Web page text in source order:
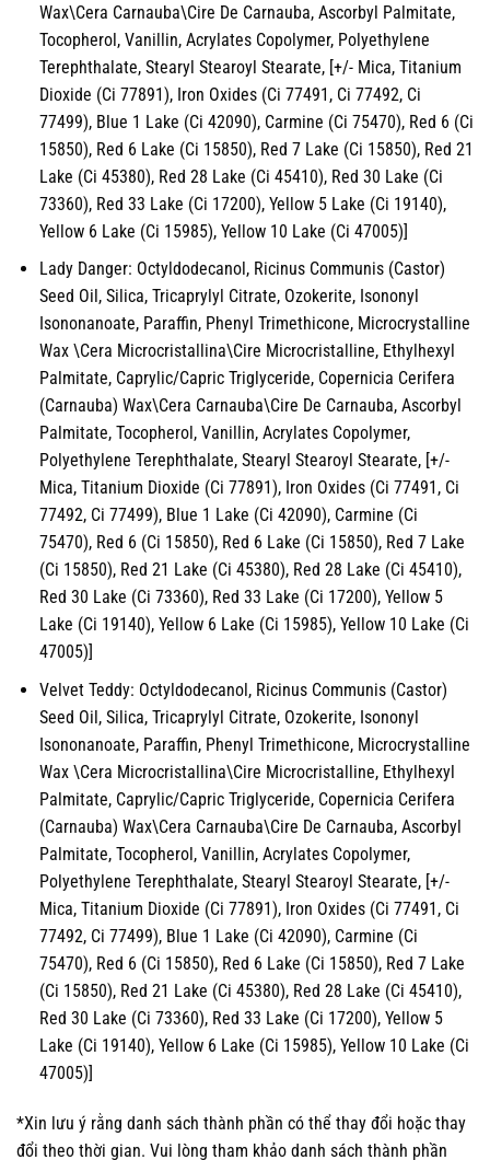
Wax\Cera Carnauba\Cire De Carnauba, Ascorbyl Palmitate,
Tocopherol, Vanillin, Acrylates Copolymer, Polyethylene
Terephthalate, Stearyl Stearoyl Stearate, [+/- Mica, Titanium
Dioxide (Ci 77891), Iron Oxides (Ci 77491, Ci 77492, Ci
77499), Blue 1 Lake (Ci 42090), Carmine (Ci 75470), Red 6 (Ci
15850), Red 6 Lake (Ci 15850), Red 7 Lake (Ci 15850), Red 21
Lake (Ci 45380), Red 28 Lake (Ci 45410), Red 30 Lake (Ci
73360), Red 33 Lake (Ci 17200), Yellow 5 Lake (Ci 19140),
Yellow 6 Lake (Ci 15985), Yellow 10 Lake (Ci 47005)]
Lady Danger: Octyldodecanol, Ricinus Communis (Castor)
Seed Oil, Silica, Tricaprylyl Citrate, Ozokerite, Isononyl
Isononanoate, Paraffin, Phenyl Trimethicone, Microcrystalline
Wax \Cera Microcristallina\Cire Microcristalline, Ethylhexyl
Palmitate, Caprylic/Capric Triglyceride, Copernicia Cerifera
(Carnauba) Wax\Cera Carnauba\Cire De Carnauba, Ascorbyl
Palmitate, Tocopherol, Vanillin, Acrylates Copolymer,
Polyethylene Terephthalate, Stearyl Stearoyl Stearate, [+/-
Mica, Titanium Dioxide (Ci 77891), Iron Oxides (Ci 77491, Ci
77492, Ci 77499), Blue 1 Lake (Ci 42090), Carmine (Ci
75470), Red 6 (Ci 15850), Red 6 Lake (Ci 15850), Red 7 Lake
(Ci 15850), Red 21 Lake (Ci 45380), Red 28 Lake (Ci 45410),
Red 30 Lake (Ci 73360), Red 33 Lake (Ci 17200), Yellow 5
Lake (Ci 19140), Yellow 6 Lake (Ci 15985), Yellow 10 Lake (Ci
47005)]
Velvet Teddy: Octyldodecanol, Ricinus Communis (Castor)
Seed Oil, Silica, Tricaprylyl Citrate, Ozokerite, Isononyl
Isononanoate, Paraffin, Phenyl Trimethicone, Microcrystalline
Wax \Cera Microcristallina\Cire Microcristalline, Ethylhexyl
Palmitate, Caprylic/Capric Triglyceride, Copernicia Cerifera
(Carnauba) Wax\Cera Carnauba\Cire De Carnauba, Ascorbyl
Palmitate, Tocopherol, Vanillin, Acrylates Copolymer,
Polyethylene Terephthalate, Stearyl Stearoyl Stearate, [+/-
Mica, Titanium Dioxide (Ci 77891), Iron Oxides (Ci 77491, Ci
77492, Ci 77499), Blue 1 Lake (Ci 42090), Carmine (Ci
75470), Red 6 (Ci 15850), Red 6 Lake (Ci 15850), Red 7 Lake
(Ci 15850), Red 21 Lake (Ci 45380), Red 28 Lake (Ci 45410),
Red 30 Lake (Ci 73360), Red 33 Lake (Ci 17200), Yellow 5
Lake (Ci 19140), Yellow 6 Lake (Ci 15985), Yellow 10 Lake (Ci
47005)]
*Xin lưu ý rằng danh sách thành phần có thể thay đổi hoặc thay
đổi theo thời gian. Vui lòng tham khảo danh sách thành phần